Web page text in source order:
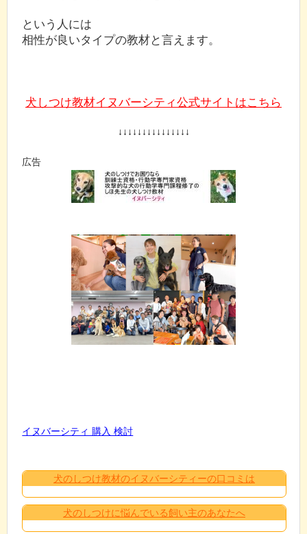
という人には
相性が良いタイプの教材と言えます。
犬しつけ教材イヌバーシティ公式サイトはこちら
↓↓↓↓↓↓↓↓↓↓↓↓↓↓↓
広告
イヌバーシティ 購入 検討
犬のしつけ教材のイヌバーシティーの口コミは
犬のしつけに悩んでいる飼い主のあなたへ